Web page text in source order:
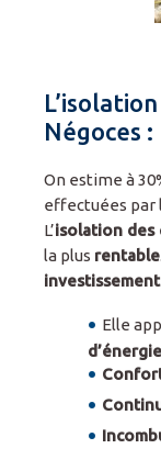
Négoces :
On estime à
effectuées par
L’isolation des
la plus rentable
investissement
Elle
d’énergie